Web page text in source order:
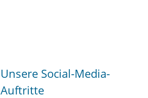
Unsere Social-Media-
Auftritte